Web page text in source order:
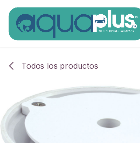
Ir al contenido
Todos los productos